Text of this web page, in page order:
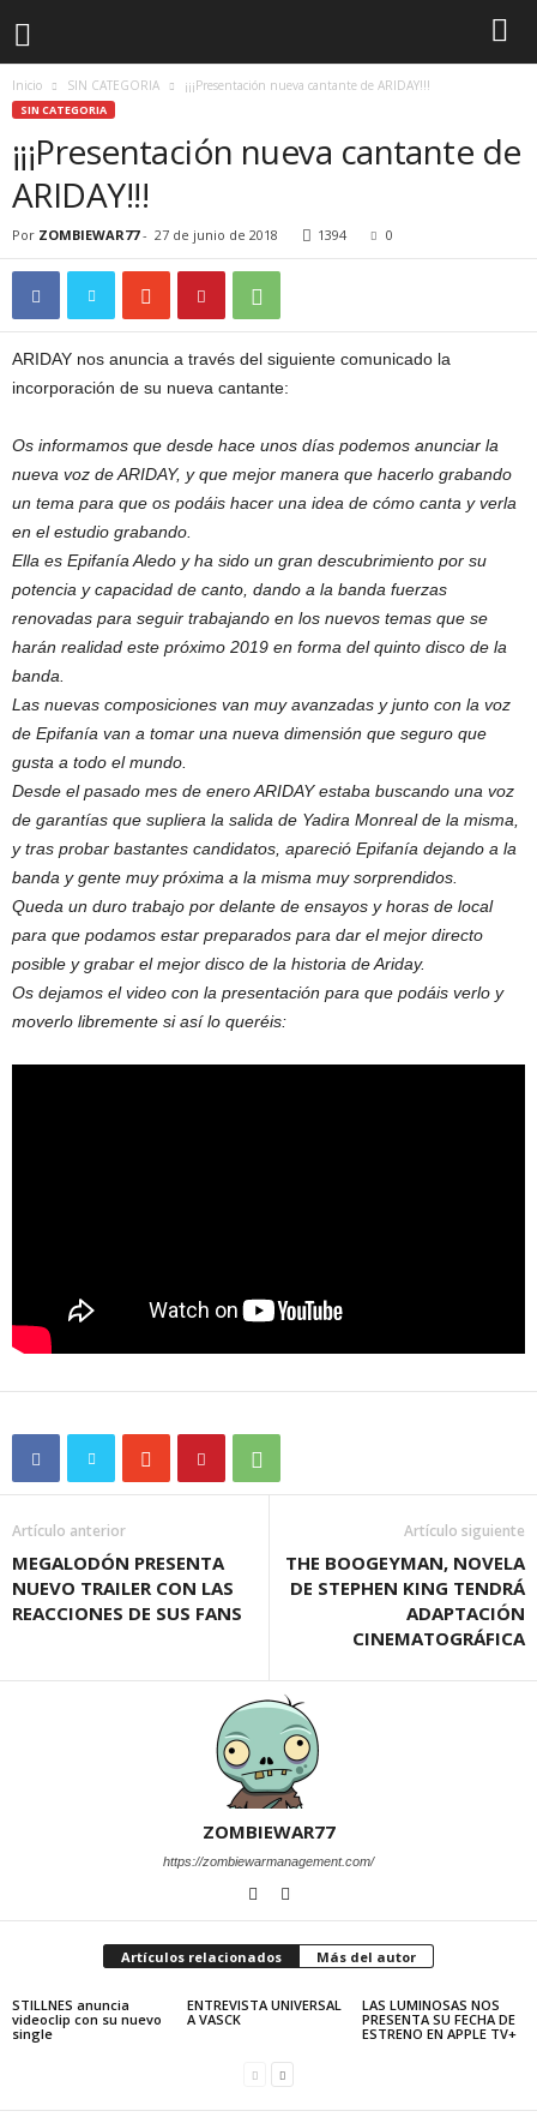
Inicio SIN CATEGORIA ¡¡¡Presentación nueva cantante de ARIDAY!!!
SIN CATEGORIA
¡¡¡Presentación nueva cantante de
ARIDAY!!!
Por ZOMBIEWAR77- 27 de junio de 2018 1394 0
ARIDAY nos anuncia a través del siguiente comunicado la
incorporación de su nueva cantante:
Os informamos que desde hace unos días podemos anunciar la
nueva voz de ARIDAY, y que mejor manera que hacerlo grabando
un tema para que os podáis hacer una idea de cómo canta y verla
en el estudio grabando.
Ella es Epifanía Aledo y ha sido un gran descubrimiento por su
potencia y capacidad de canto, dando a la banda fuerzas
renovadas para seguir trabajando en los nuevos temas que se
harán realidad este próximo 2019 en forma del quinto disco de la
banda.
Las nuevas composiciones van muy avanzadas y junto con la voz
de Epifanía van a tomar una nueva dimensión que seguro que
gusta a todo el mundo.
Desde el pasado mes de enero ARIDAY estaba buscando una voz
de garantías que supliera la salida de Yadira Monreal de la misma,
y tras probar bastantes candidatos, apareció Epifanía dejando a la
banda y gente muy próxima a la misma muy sorprendidos.
Queda un duro trabajo por delante de ensayos y horas de local
para que podamos estar preparados para dar el mejor directo
posible y grabar el mejor disco de la historia de Ariday.
Os dejamos el video con la presentación para que podáis verlo y
moverlo libremente si así lo queréis:
Artículo anterior
MEGALODÓN PRESENTA
NUEVO TRAILER CON LAS
REACCIONES DE SUS FANS
Artículo siguiente
THE BOOGEYMAN, NOVELA
DE STEPHEN KING TENDRÁ
ADAPTACIÓN
CINEMATOGRÁFICA
ZOMBIEWAR77
https://zombiewarmanagement.com/
Artículos relacionados Más del autor
STILLNES anuncia
videoclip con su nuevo
single
ENTREVISTA UNIVERSAL
A VASCK
LAS LUMINOSAS NOS
PRESENTA SU FECHA DE
ESTRENO EN APPLE TV+